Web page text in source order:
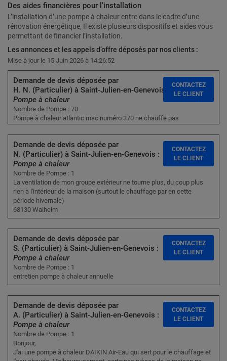
Des aides financières pour l’installation
L’installation d’une pompe à chaleur entre dans le cadre d’une
rénovation énergétique, Il existe plusieurs dispositifs et aides vous
permettant de financier l’installation.
Les annonces et les appels d’offre déposés par nos clients :
Mise à jour le 15 Juin 2026 à 14:26:52
Demande de devis déposée par
H. N. (Particulier) à Saint-Julien-en-Genevois :
Pompe à chaleur
Nombre de Pompe : 70
Pompe à chaleur atlantic mac numéro 370 ne chauffe pas
CONTACTEZ
LE CLIENT
Demande de devis déposée par
N. (Particulier) à Saint-Julien-en-Genevois :
Pompe à chaleur
Nombre de Pompe : 1
La ventilation de mon groupe extérieur ne tourne plus, du coup plus
rien à l'intérieur de la maison (surtout le chauffage par en cette
période hivernale)
68130 Walheim
CONTACTEZ
LE CLIENT
Demande de devis déposée par
S. (Particulier) à Saint-Julien-en-Genevois :
Pompe à chaleur
Nombre de Pompe : 1
entretien pompe à chaleur annuelle
CONTACTEZ
LE CLIENT
Demande de devis déposée par
A. (Particulier) à Saint-Julien-en-Genevois :
Pompe à chaleur
Nombre de Pompe : 1
Bonjour,
J'ai une pompe à chaleur DAIKIN Air-Eau qui sert pour le chauffage et
CONTACTEZ
LE CLIENT